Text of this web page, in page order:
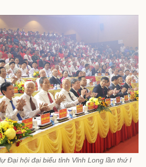
Đại hội đại biểu tỉnh Vĩnh Long lần thứ I